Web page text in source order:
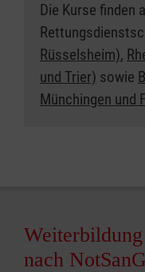
Die Kurse finden
Rüsselsheim),
und Trier) sowie
Münchingen und
nach